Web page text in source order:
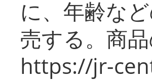
に、年齢な
売する。商
https://jr-